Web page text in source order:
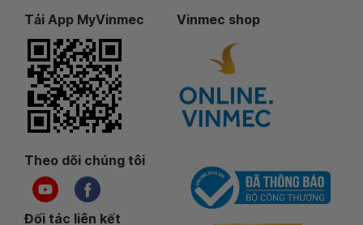
Tải App MyVinmec Vinmec shop
Theo dõi chúng tôi
Đối tác liên kết